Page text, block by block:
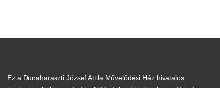
Ez a Dunaharaszti József Attila Művelődési Ház hivatalos